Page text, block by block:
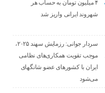
۴ میلیون تومان به حساب هر
شهروند ایرانی واریز شد
سردار جوانی: رزمایش سهند ۲۰۲۵،
موجب تقویت همکاری‌های نظامی
ایران با کشور‌های عضو شانگهای
می‌شود